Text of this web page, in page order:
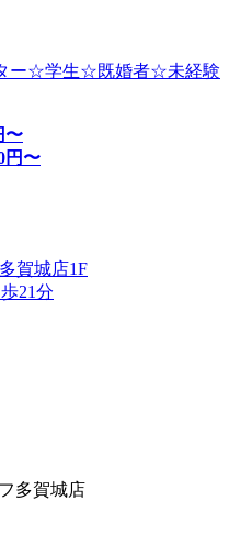
ター☆学生☆既婚者☆未経験
〜
円〜
賀城店1F
21分
多賀城店